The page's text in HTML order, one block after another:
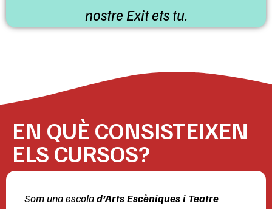
nostre Exit ets tu.
EN QUÈ CONSISTEIXEN
ELS CURSOS?
Som una escolad’Arts Escèniques i Teatre